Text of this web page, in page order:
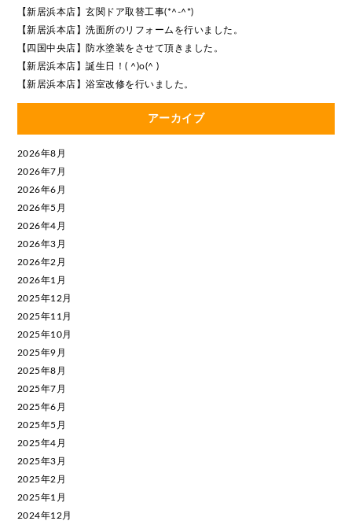
【新居浜本店】玄関ドア取替工事(*^-^*)
【新居浜本店】洗面所のリフォームを行いました。
【四国中央店】防水塗装をさせて頂きました。
【新居浜本店】誕生日！( ^)o(^ )
【新居浜本店】浴室改修を行いました。
アーカイブ
2026年8月
2026年7月
2026年6月
2026年5月
2026年4月
2026年3月
2026年2月
2026年1月
2025年12月
2025年11月
2025年10月
2025年9月
2025年8月
2025年7月
2025年6月
2025年5月
2025年4月
2025年3月
2025年2月
2025年1月
2024年12月